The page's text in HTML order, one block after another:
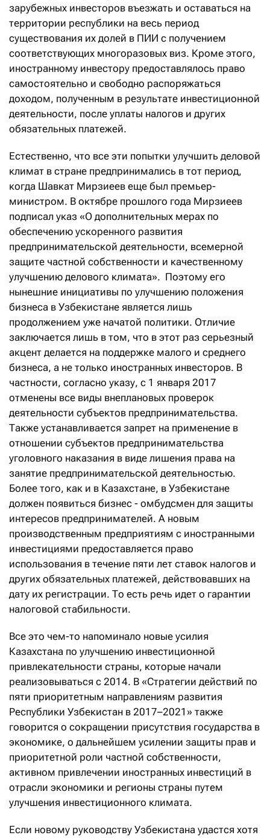
зарубежных инвесторов въезжать и оставаться на
территории республики на весь период
существования их долей в ПИИ с получением
соответствующих многоразовых виз. Кроме этого,
иностранному инвестору предоставлялось право
самостоятельно и свободно распоряжаться
доходом, полученным в результате инвестиционной
деятельности, после уплаты налогов и других
обязательных платежей.
Естественно, что все эти попытки улучшить деловой
климат в стране предпринимались в тот период,
когда Шавкат Мирзиеев еще был премьер-
министром. В октябре прошлого года Мирзиеев
подписал указ «О дополнительных мерах по
обеспечению ускоренного развития
предпринимательской деятельности, всемерной
защите частной собственности и качественному
улучшению делового климата». Поэтому его
нынешние инициативы по улучшению положения
бизнеса в Узбекистане является лишь
продолжением уже начатой политики. Отличие
заключается лишь в том, что в этот раз серьезный
акцент делается на поддержке малого и среднего
бизнеса, а не только иностранных инвесторов. В
частности, согласно указу, с 1 января 2017
отменены все виды внеплановых проверок
деятельности субъектов предпринимательства.
Также устанавливается запрет на применение в
отношении субъектов предпринимательства
уголовного наказания в виде лишения права на
занятие предпринимательской деятельностью.
Более того, как и в Казахстане, в Узбекистане
должен появиться бизнес - омбудсмен для защиты
интересов предпринимателей. А новым
производственным предприятиям с иностранными
инвестициями предоставляется право
использования в течение пяти лет ставок налогов и
других обязательных платежей, действовавших на
дату их регистрации. То есть речь идет о гарантии
налоговой стабильности.
Все это чем-то напоминало новые усилия
Казахстана по улучшению инвестиционной
привлекательности страны, которые начали
реализовываться с 2014. В «Стратегии действий по
пяти приоритетным направлениям развития
Республики Узбекистан в 2017–2021» также
говорится о сокращении присутствия государства в
экономике, о дальнейшем усилении защиты прав и
приоритетной роли частной собственности,
активном привлечении иностранных инвестиций в
отрасли экономики и регионы страны путем
улучшения инвестиционного климата.
Если новому руководству Узбекистана удастся хотя